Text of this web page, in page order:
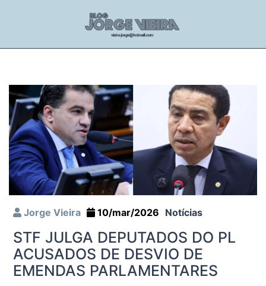
Jorge Vieira 10/mar/2026 Notícias
STF JULGA DEPUTADOS DO PL
ACUSADOS DE DESVIO DE
EMENDAS PARLAMENTARES